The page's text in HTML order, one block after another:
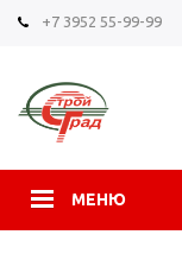
+7 3952 55-99-99
МЕНЮ